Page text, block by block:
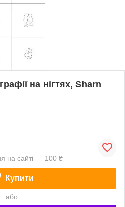
на нігтях, Sharn
на сайті — 100 ₴
Купити
або